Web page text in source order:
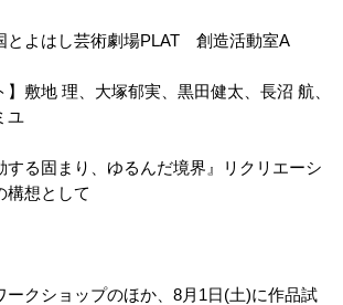
とよはし芸術劇場PLAT 創造活動室A
】敷地 理、大塚郁実、黒田健太、長沼 航、
ユ
する固まり、ゆるんだ境界』リクリエーシ
構想として
ークショップのほか、8月1日(土)に作品試